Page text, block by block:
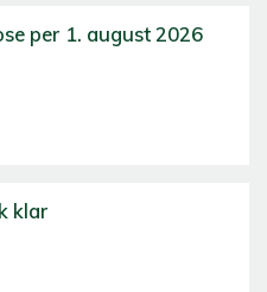
per 1. august 2026
klar